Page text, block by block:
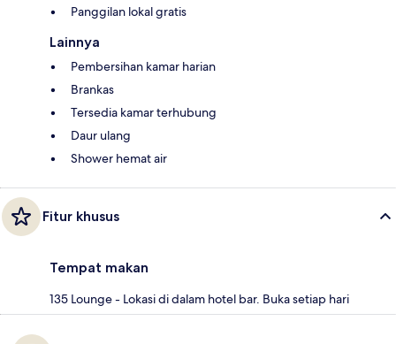
Panggilan lokal gratis
Lainnya
Pembersihan kamar harian
Brankas
Tersedia kamar terhubung
Daur ulang
Shower hemat air
Fitur khusus
Tempat makan
135 Lounge - Lokasi di dalam hotel bar. Buka setiap hari